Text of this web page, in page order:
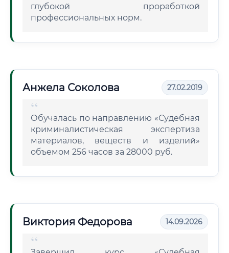
глубокой проработкой
профессиональных норм.
Анжела Соколова 27.02.2019
Обучалась по направлению «Судебная
криминалистическая экспертиза
материалов, веществ и изделий»
объемом 256 часов за 28000 руб.
Виктория Федорова 14.09.2026